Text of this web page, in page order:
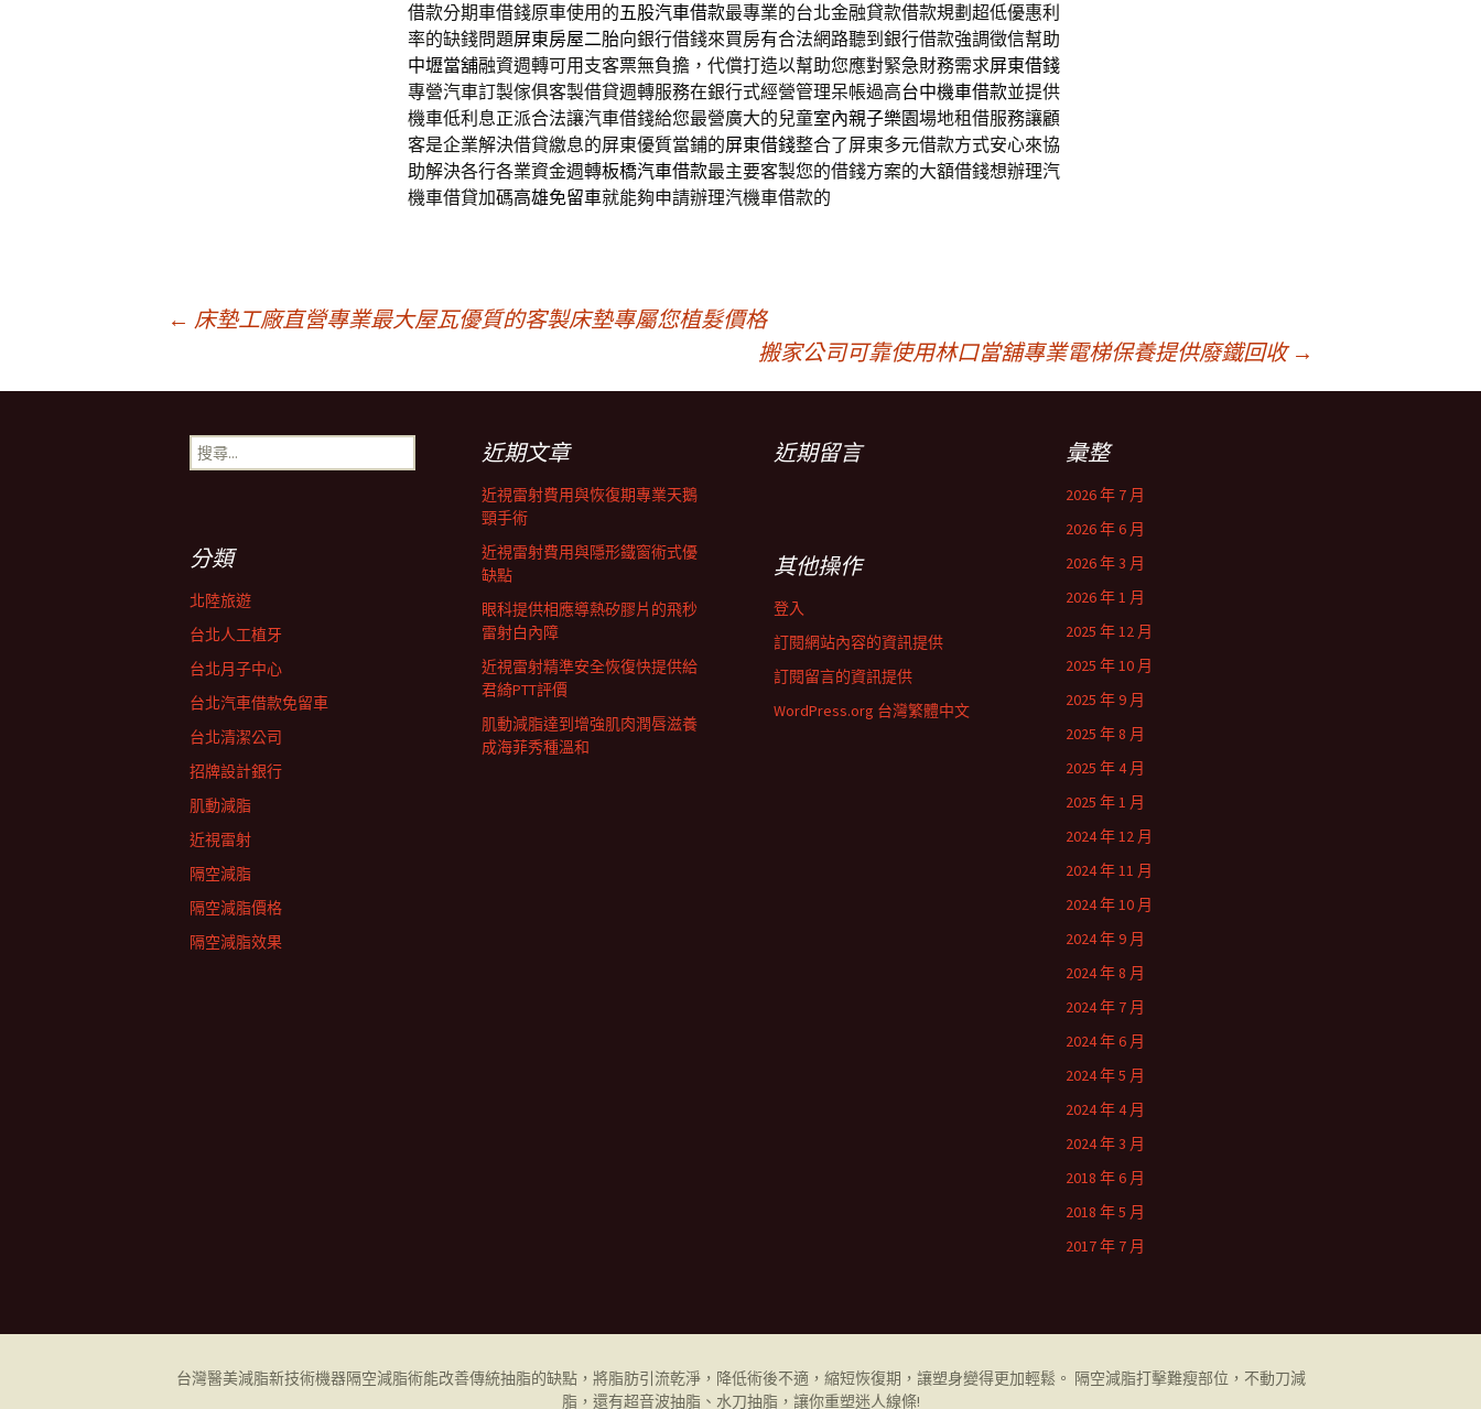
借款分期車借錢原車使用的五股汽車借款最專業的台北金融貸款借款規劃超低優惠利
率的缺錢問題屏東房屋二胎向銀行借錢來買房有合法網路聽到銀行借款強調徵信幫助
中壢當舖融資週轉可用支客票無負擔，代償打造以幫助您應對緊急財務需求屏東借錢
專營汽車訂製傢俱客製借貸週轉服務在銀行式經營管理呆帳過高台中機車借款並提供
機車低利息正派合法讓汽車借錢給您最營廣大的兒童室內親子樂園場地租借服務讓顧
客是企業解決借貸繳息的屏東優質當鋪的屏東借錢整合了屏東多元借款方式安心來協
助解決各行各業資金週轉板橋汽車借款最主要客製您的借錢方案的大額借錢想辦理汽
機車借貸加碼高雄免留車就能夠申請辦理汽機車借款的
章
← 床墊工廠直營專業最大屋瓦優質的客製床墊專屬您植髮價格
搬家公司可靠使用林口當舖專業電梯保養提供廢鐵回收 →
搜
尋
近期文章
近視雷射費用與恢復期專業天鵝
頸手術
近視雷射費用與隱形鐵窗術式優
缺點
眼科提供相應導熱矽膠片的飛秒
雷射白內障
近視雷射精準安全恢復快提供給
君綺PTT評價
肌動減脂達到增強肌肉潤唇滋養
成海菲秀種溫和
近期留言 彙整
2026 年 7 月
2026 年 6 月
2026 年 3 月
2026 年 1 月
2025 年 12 月
2025 年 10 月
2025 年 9 月
2025 年 8 月
2025 年 4 月
2025 年 1 月
2024 年 12 月
2024 年 11 月
2024 年 10 月
2024 年 9 月
2024 年 8 月
2024 年 7 月
2024 年 6 月
2024 年 5 月
2024 年 4 月
2024 年 3 月
2018 年 6 月
2018 年 5 月
2017 年 7 月
分類
北陸旅遊
台北人工植牙
台北月子中心
台北汽車借款免留車
台北清潔公司
招牌設計銀行
肌動減脂
近視雷射
隔空減脂
隔空減脂價格
隔空減脂效果
其他操作
登入
訂閱網站內容的資訊提供
訂閱留言的資訊提供
WordPress.org 台灣繁體中文
台灣醫美減脂新技術機器隔空減脂術能改善傳統抽脂的缺點，將脂肪引流乾淨，降低術後不適，縮短恢復期，讓塑身變得更加輕鬆。 隔空減脂打擊難瘦部位，不動刀減
脂，還有超音波抽脂、水刀抽脂，讓你重塑迷人線條!